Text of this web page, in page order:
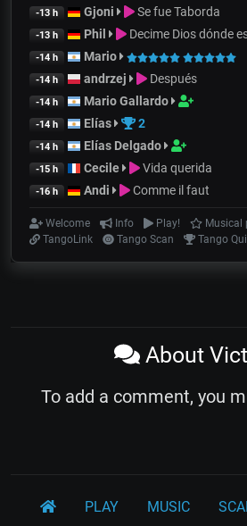
-13 h Gjoni Se fue Taborda
-13 h Phil Decime Dios dónde
-14 h Mario
-14 h andrzej Después
-14 h Mario Gallardo
-14 h Elías 2
-14 h Elías Delgado
-15 h Cecile Vida querida
-16 h Andi Comme il faut
Welcome Info Play!
Musical
TangoLink
Tango Scan Tango
About
To add a comment, you
PLAY MUSIC